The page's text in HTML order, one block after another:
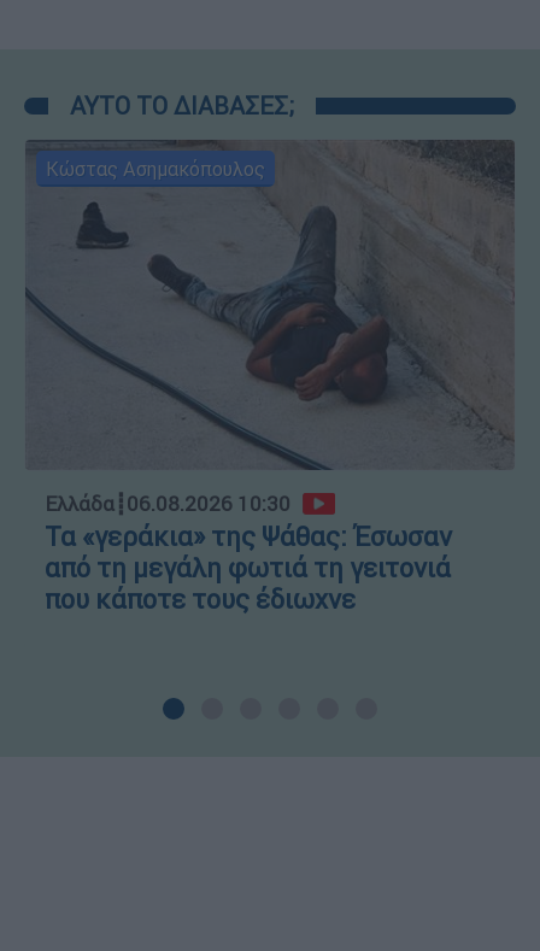
ΑΥΤΟ ΤΟ ΔΙΑΒΑΣΕΣ;
Κώστας Ασημακόπουλος
Ελλάδα┋06.08.2026 10:30
Τα «γεράκια» της Ψάθας: Έσωσαν
από τη μεγάλη φωτιά τη γειτονιά
που κάποτε τους έδιωχνε